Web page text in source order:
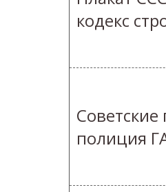
кодекс
полиция